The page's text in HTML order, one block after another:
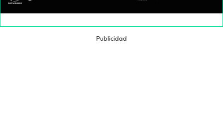
Publicidad